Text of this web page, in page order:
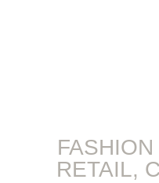
RETAIL,